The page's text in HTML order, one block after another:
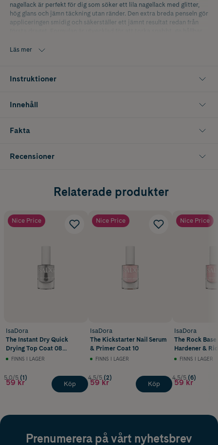
nagellack är perfekt för dig som söker ett lila nagellack med glitter,
hög glans och jämn täckning utan ränder. Den extra breda penseln gör
appliceringen smidig och säkerställer ett jämnt resultat redan från
utmärkt val för både vardag och fest. Purple Sparkle är ett nagellack
Nyans: 151 Purple Sparkle
Läs mer
Instruktioner
Innehåll
Fakta
Recensioner
Relaterade produkter
Nice Price
IsaDora
The Instant Dry Quick
Drying Top Coat 08
Instant-Dry Top Coat
FINNS I LAGER
5.0/5 (1)
59 kr Köp
Nice Price
IsaDora
The Kickstarter Nail Serum
& Primer Coat 10
FINNS I LAGER
4.5/5 (2)
59 kr Köp
Nice Price
IsaDora
The Rock Base
Hardener &
Rock Base
FINNS I LAGER
4.5/5 (6)
59 kr
Prenumerera på vårt nyhetsbrev